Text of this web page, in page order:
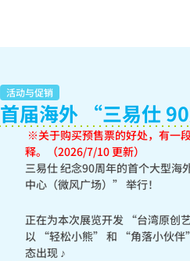
活动与促销
首届海外 “三易仕
释。（2026/7/10 更新）
三易仕 纪念90周年的首个大型
中心（微风广场）” 举行！
正在为本次展览开发 “台湾原创
以 “轻松小熊” 和 “角落小伙伴
态出现 ♪